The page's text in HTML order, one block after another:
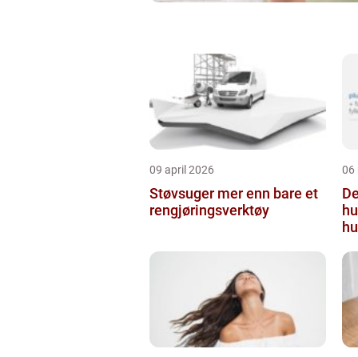
09 april 2026
Støvsuger mer enn bare et
rengjøringsverktøy
06